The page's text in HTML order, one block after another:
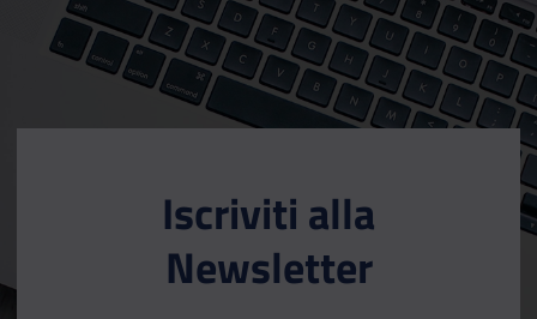
Iscriviti alla
Newsletter